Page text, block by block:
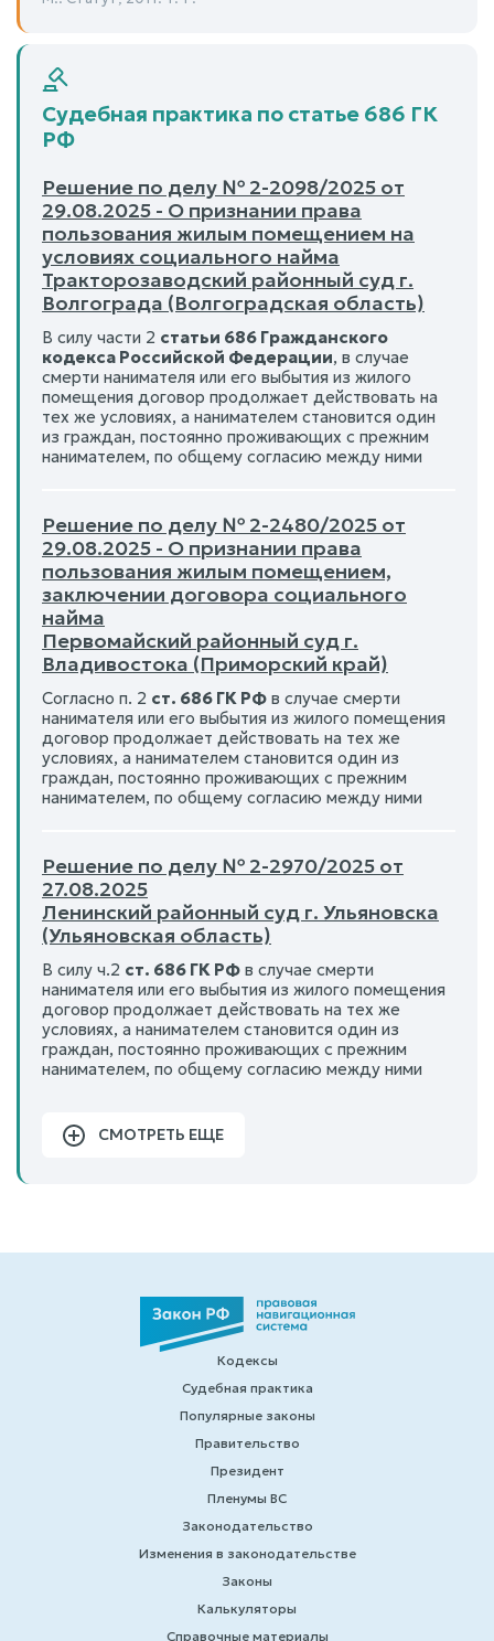
Судебная практика по статье 686 ГК
РФ
Решение по делу № 2-2098/2025 от
29.08.2025 - О признании права
пользования жилым помещением на
условиях социального найма
Тракторозаводский районный суд г.
Волгограда (Волгоградская область)
В силу части 2 статьи 686 Гражданского
кодекса Российской Федерации, в случае
смерти нанимателя или его выбытия из жилого
помещения договор продолжает действовать на
тех же условиях, а нанимателем становится один
из граждан, постоянно проживающих с прежним
нанимателем, по общему согласию между ними
Решение по делу № 2-2480/2025 от
29.08.2025 - О признании права
пользования жилым помещением,
заключении договора социального
найма
Первомайский районный суд г.
Владивостока (Приморский край)
Согласно п. 2 ст. 686 ГК РФ в случае смерти
нанимателя или его выбытия из жилого помещения
договор продолжает действовать на тех же
условиях, а нанимателем становится один из
граждан, постоянно проживающих с прежним
нанимателем, по общему согласию между ними
Решение по делу № 2-2970/2025 от
27.08.2025
Ленинский районный суд г. Ульяновска
(Ульяновская область)
В силу ч.2 ст. 686 ГК РФ в случае смерти
нанимателя или его выбытия из жилого помещения
договор продолжает действовать на тех же
условиях, а нанимателем становится один из
граждан, постоянно проживающих с прежним
нанимателем, по общему согласию между ними
СМОТРЕТЬ ЕЩЕ
Кодексы
Судебная практика
Популярные законы
Правительство
Президент
Пленумы ВС
Законодательство
Изменения в законодательстве
Законы
Калькуляторы
Справочные материалы